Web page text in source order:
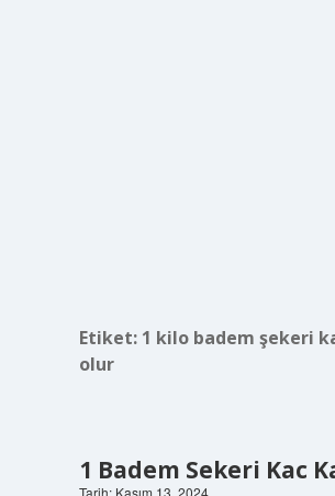
Etiket: 1 kilo badem şekeri
olur
1 Badem Sekeri Kac
Tarih: Kasım 13, 2024